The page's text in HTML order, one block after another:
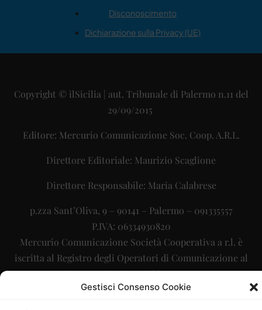
Gestisci Consenso Cookie
Disconoscimento
Dichiarazione sulla Privacy (UE)
Copyright © ilSicilia | aut. Tribunale di Palermo n.11 del
29/09/2015
Editore: Mercurio Comunicazione Soc. Coop. A.R.L.
Direttore Editoriale: Maurizio Scaglione
Direttore Responsabile: Maria Calabrese
p.zza Sant’Oliva, 9 – 90141 – Palermo – 091335557
P.IVA: 06334930820
Mercurio Comunicazione Società Cooperativa a r.l. è
iscritta al Registro degli Operatori di Comunicazione al
numero 26988